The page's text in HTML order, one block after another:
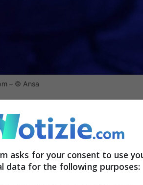
– © Ansa
importante. Secondo quanto
Soumahoro lavorava
nominato assessore
asks for your consent to use
data for the following purposes: